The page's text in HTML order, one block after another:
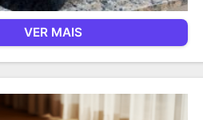
VER MAIS